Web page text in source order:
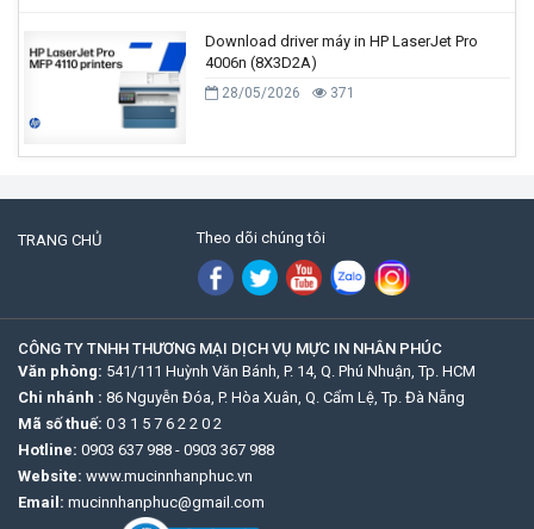
Download driver máy in HP LaserJet Pro
4006n (8X3D2A)
28/05/2026 371
TRANG CHỦ Theo dõi chúng tôi
CÔNG TY TNHH THƯƠNG MẠI DỊCH VỤ MỰC IN NHÂN PHÚC
Văn phòng: 541/111 Huỳnh Văn Bánh, P. 14, Q. Phú Nhuận, Tp. HCM
Chi nhánh : 86 Nguyễn Đóa, P. Hòa Xuân, Q. Cẩm Lệ, Tp. Đà Nẵng
Mã số thuế: 0 3 1 5 7 6 2 2 0 2
Hotline: 0903 637 988 - 0903 367 988
Website: www.mucinnhanphuc.vn
Email: mucinnhanphuc@gmail.com